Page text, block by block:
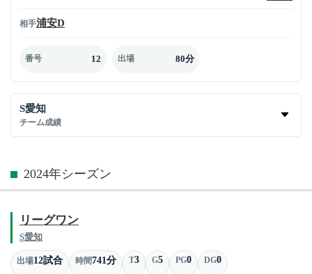
相手浦安D
番号 12 出場 80分
S愛知
チーム成績
2024年シーズン
リーグワン
S愛知
出場12試合 時間741分 T3 G5 PG0 DG0